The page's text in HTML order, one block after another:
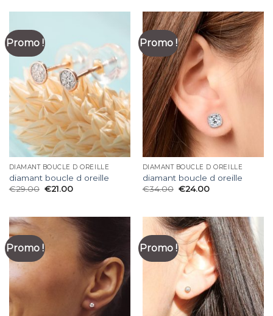
Promo !
DIAMANT BOUCLE D OREILLE
diamant boucle d oreille
€29.00 €21.00
Promo !
DIAMANT BOUCLE D OREILLE
diamant boucle d oreille
€34.00 €24.00
Promo ! Promo !